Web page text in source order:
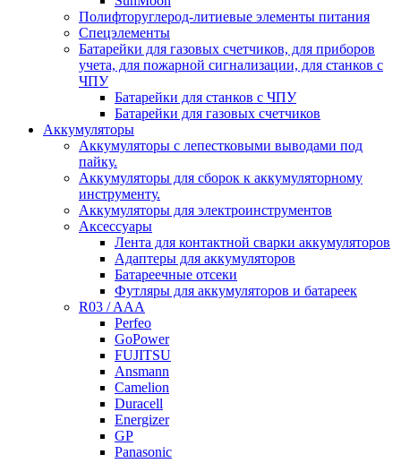
Полифторуглерод-литиевые элементы питания
Спецэлементы
Батарейки для газовых счетчиков, для приборов
учета, для пожарной сигнализации, для станков с
ЧПУ
Батарейки для станков с ЧПУ
Батарейки для газовых счетчиков
Аккумуляторы
Аккумуляторы с лепестковыми выводами под
пайку.
Аккумуляторы для сборок к аккумуляторному
инструменту.
Аккумуляторы для электроинструментов
Аксессуары
Лента для контактной сварки аккумуляторов
Адаптеры для аккумуляторов
Батареечные отсеки
Футляры для аккумуляторов и батареек
R03 / AAA
Perfeo
GoPower
FUJITSU
Ansmann
Camelion
Duracell
Energizer
GP
Panasonic